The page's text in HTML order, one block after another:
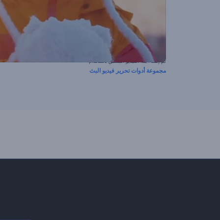
تم إنشاء هذا الفيديو المسبق باستخدام
مجموعة أدوات تحرير فيديو البث